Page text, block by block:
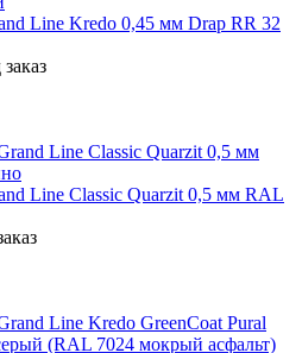
Line Kredo 0,45 мм Drap RR 32
Line Classic Quarzit 0,5 мм RAL